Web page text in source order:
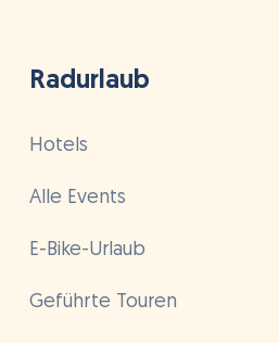
Radurlaub
Hotels
Alle Events
E-Bike-Urlaub
Geführte Touren